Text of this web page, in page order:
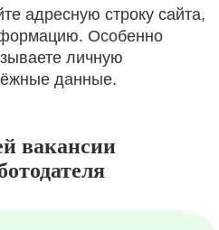
адресную строку сайта,
Особенно
личную
данные.
вакансии